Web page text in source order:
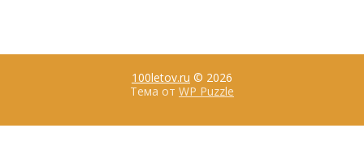
100letov.ru © 2026
Тема от WP Puzzle